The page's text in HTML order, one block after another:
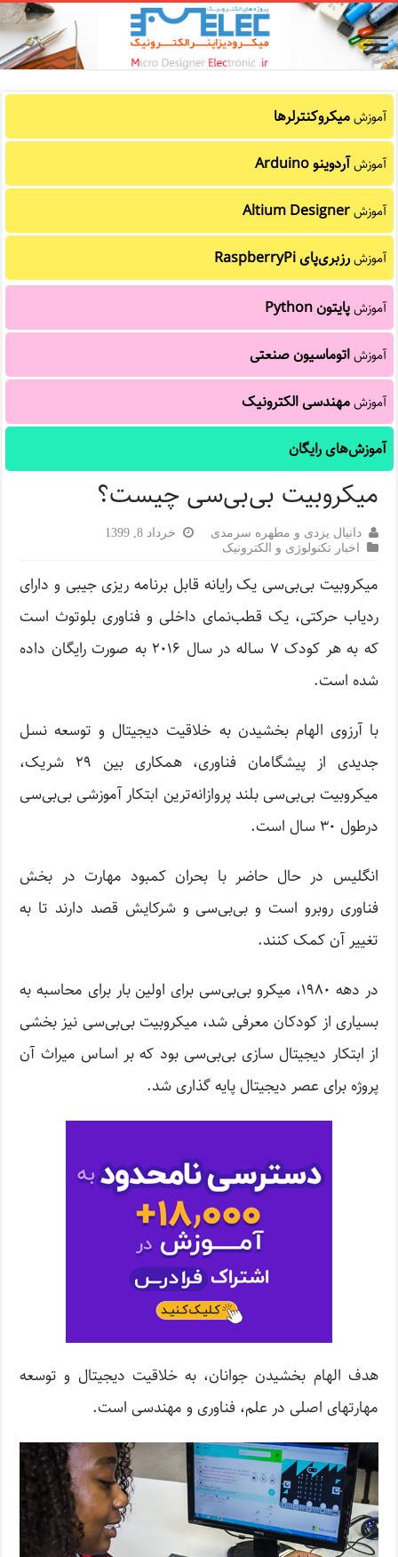
آموزشمیکروکنترلرها
آموزشآردوینو Arduino
آموزشAltium Designer
آموزشرزبری‌پای RaspberryPi
آموزشپایتون Python
آموزشاتوماسیون صنعتی
آموزشمهندسی الکترونیک
آموزش‌های رایگان
میکروبیت بی‌بی‌سی چیست؟
دانیال یزدی و مطهره سرمدی
خرداد 8, 1399
اخبار تکنولوژی و الکترونیک
میکروبیت بی‌بی‌سی یک رایانه قابل برنامه ریزی جیبی و دارای
ردیاب حرکتی، یک قطب‌نمای داخلی و فناوری بلوتوث است
که به هر کودک ۷ ساله در سال ۲۰۱۶ به صورت رایگان داده
شده است.
با آرزوی الهام بخشیدن به خلاقیت دیجیتال و توسعه نسل
جدیدی از پیشگامان فناوری، همکاری بین ۲۹ شریک،
میکروبیت بی‌بی‌سی بلند پروازانه‌ترین ابتکار آموزشی بی‌بی‌سی
درطول ۳۰ سال است.
انگلیس در حال حاضر با بحران کمبود مهارت در بخش
فناوری روبرو است و بی‌بی‌سی و شرکایش قصد دارند تا به
تغییر آن کمک کنند.
در دهه ۱۹۸۰، میکرو بی‌بی‌سی برای اولین بار برای محاسبه به
بسیاری از کودکان معرفی شد، میکروبیت بی‌بی‌سی نیز بخشی
از ابتکار دیجیتال سازی بی‌بی‌سی بود که بر اساس میراث آن
پروژه برای عصر دیجیتال پایه گذاری شد.
هدف الهام بخشیدن جوانان، به خلاقیت دیجیتال و توسعه
مهارتهای اصلی در علم، فناوری و مهندسی است.